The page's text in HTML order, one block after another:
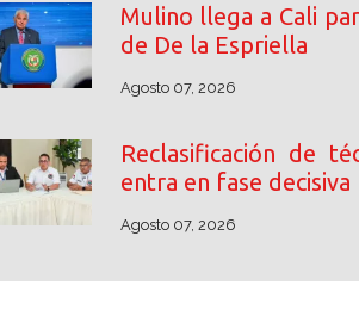
Mulino llega a Cali
de De la Espriella
Agosto 07, 2026
Reclasificación de
entra en fase decisiva
Agosto 07, 2026